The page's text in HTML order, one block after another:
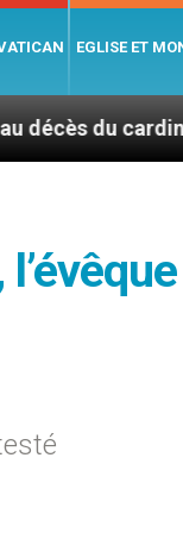
EGLISE ET
Júlio Duarte